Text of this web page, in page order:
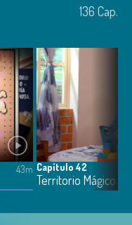
136 Cap.
43m Capítulo 42
Territorio Mágico -